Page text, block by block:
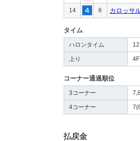
14 6 カロッサ
タイム
ハロンタイム
上り
コーナー通過順位
3コーナー
4コーナー
払戻金